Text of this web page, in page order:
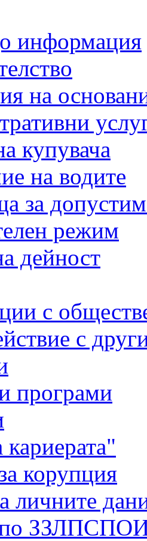
информация
на
купувача
на водите
за
режим
дейност
с
с
програми
корупция
личните
по